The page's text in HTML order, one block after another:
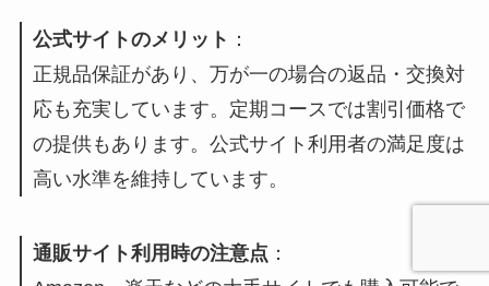
公式サイトのメリット ：
正規品保証があり、万が一の場合の返品・交換対
応も充実しています。定期コースでは割引価格で
の提供もあります。公式サイト利用者の満足度は
高い水準を維持しています。
通販サイト利用時の注意点 ：